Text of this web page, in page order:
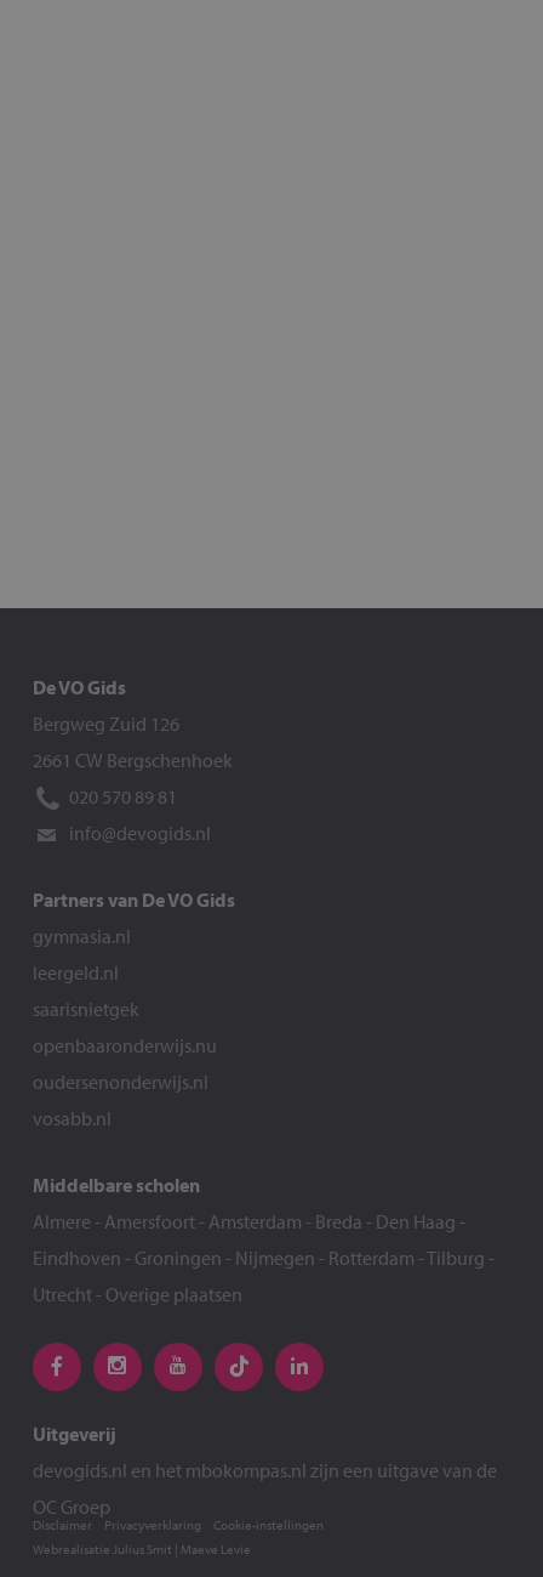
De VO Gids
Bergweg Zuid 126
2661 CW Bergschenhoek
020 570 89 81
info@devogids.nl
Partners van De VO Gids
gymnasia.nl
leergeld.nl
saarisnietgek
openbaaronderwijs.nu
oudersenonderwijs.nl
vosabb.nl
Middelbare scholen
Almere - Amersfoort- Amsterdam - Breda - Den Haag -
Eindhoven - Groningen - Nijmegen - Rotterdam -Tilburg -
Utrecht- Overige plaatsen
Uitgeverij
devogids.nl en het mbokompas.nl zijn een uitgave van de
OC Groep
Webrealisatie Julius Smit | Maeve Levie
Disclaimer Privacyverklaring Cookie-instellingen